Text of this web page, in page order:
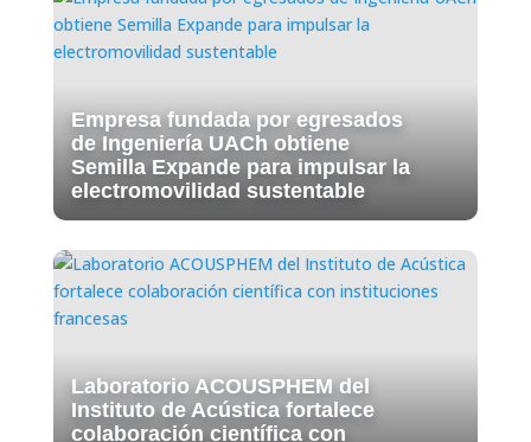
Empresa fundada por egresados
de Ingeniería UACh obtiene
Semilla Expande para impulsar la
electromovilidad sustentable
Laboratorio ACOUSPHEM del
Instituto de Acústica fortalece
colaboración científica con